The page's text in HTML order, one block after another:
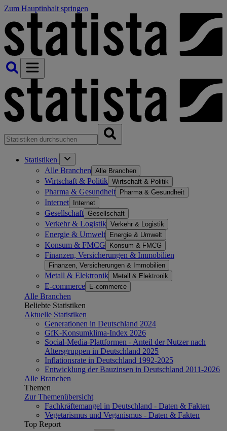
Zum Hauptinhalt springen
Statistiken
Alle Branchen Alle Branchen
Wirtschaft & Politik Wirtschaft & Politik
Pharma & Gesundheit Pharma & Gesundheit
Internet Internet
Gesellschaft Gesellschaft
Verkehr & Logistik Verkehr & Logistik
Energie & Umwelt Energie & Umwelt
Konsum & FMCG Konsum & FMCG
Finanzen, Versicherungen & Immobilien
Finanzen, Versicherungen & Immobilien
Metall & Elektronik Metall & Elektronik
E-commerce E-commerce
Alle Branchen
Beliebte Statistiken
Aktuelle Statistiken
Generationen in Deutschland 2024
GfK-Konsumklima-Index 2026
Social-Media-Plattformen - Anteil der Nutzer nach
Altersgruppen in Deutschland 2025
Inflationsrate in Deutschland 1992-2025
Entwicklung der Bauzinsen in Deutschland 2011-2026
Alle Branchen
Themen
Zur Themenübersicht
Fachkräftemangel in Deutschland - Daten & Fakten
Vegetarismus und Veganismus - Daten & Fakten
Top Report